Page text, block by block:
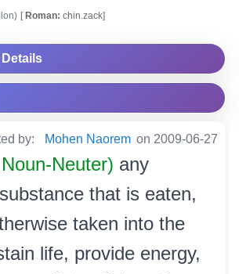
[Roman: chin.zack]
by: Mohen Naorem on 2009-06-27
Neuter) any
that is eaten,
taken into the
life, provide energy,